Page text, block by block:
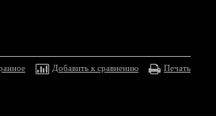
Добавить к сравнению Печать